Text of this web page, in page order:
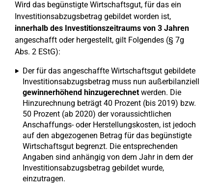
Wird das begünstigte Wirtschaftsgut, für das ein
Investitionsabzugsbetrag gebildet worden ist,
innerhalb des Investitionszeitraums von 3 Jahren
angeschafft oder hergestellt, gilt Folgendes (§ 7g
Abs. 2 EStG):
Der für das angeschaffte Wirtschaftsgut gebildete
Investitionsabzugsbetrag muss nun außerbilanziell
gewinnerhöhend hinzugerechnetwerden. Die
Hinzurechnung beträgt 40 Prozent (bis 2019) bzw.
50 Prozent (ab 2020) der voraussichtlichen
Anschaffungs- oder Herstellungskosten, ist jedoch
auf den abgezogenen Betrag für das begünstigte
Wirtschaftsgut begrenzt. Die entsprechenden
Angaben sind anhängig von dem Jahr in dem der
Investitionsabzugsbetrag gebildet wurde,
einzutragen.